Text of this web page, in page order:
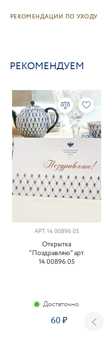
РЕКОМЕНДАЦИИ ПО УХОДУ
РЕКОМЕНДУЕМ
АРТ. 14.00896.05
Открытка
"Поздравляю" арт.
14.00896.05
Достаточно
60